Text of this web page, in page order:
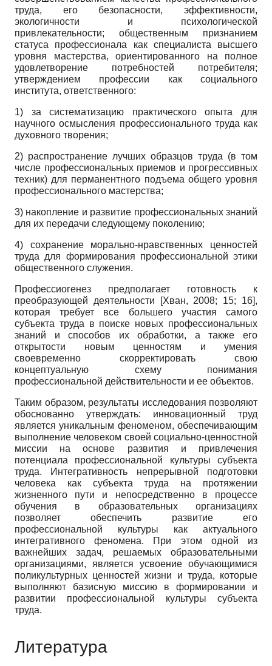
труда, его безопасности, эффективности,
экологичности и психологической
привлекательности; общественным признанием
статуса профессионала как специалиста высшего
уровня мастерства, ориентированного на полное
удовлетворение потребностей потребителя;
утверждением профессии как социального
института, ответственного:
1) за систематизацию практического опыта для
научного осмысления профессионального труда как
духовного творения;
2) распространение лучших образцов труда (в том
числе профессиональных приемов и прогрессивных
техник) для перманентного подъема общего уровня
профессионального мастерства;
3) накопление и развитие профессиональных знаний
для их передачи следующему поколению;
4) сохранение морально-нравственных ценностей
труда для формирования профессиональной этики
общественного служения.
Профессиогенез предполагает готовность к
преобразующей деятельности
[Хван, 2008; 15; 16],
которая требует все большего участия самого
субъекта труда в поиске новых профессиональных
знаний и способов их обработки, а также его
открытости новым ценностям и умения
своевременно скорректировать свою
концептуальную схему понимания
профессиональной действительности и ее объектов.
Таким образом, результаты исследования позволяют
обоснованно утверждать: инновационный труд
является уникальным феноменом, обеспечивающим
выполнение человеком своей социально-ценностной
миссии на основе развития и привлечения
потенциала профессиональной культуры субъекта
труда. Интегративность непрерывной подготовки
человека как субъекта труда на протяжении
жизненного пути и непосредственно в процессе
обучения в образовательных организациях
позволяет обеспечить развитие его
профессиональной культуры как актуального
интегративного феномена. При этом одной из
важнейших задач, решаемых образовательными
организациями, является усвоение обучающимися
поликультурных ценностей жизни и труда, которые
выполняют базисную миссию в формировании и
развитии профессиональной культуры субъекта
труда.
Литература